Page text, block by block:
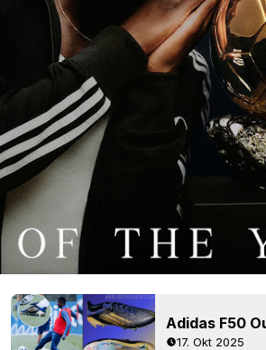
17. Okt 2025